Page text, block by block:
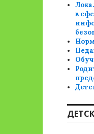
в